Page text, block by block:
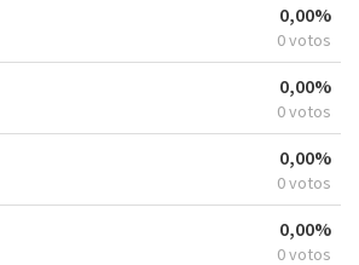
0,00%
0 votos
0,00%
0 votos
0,00%
0 votos
0,00%
0 votos